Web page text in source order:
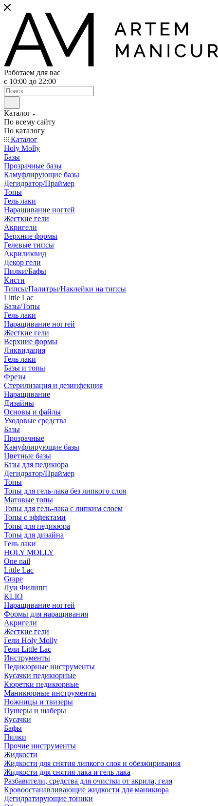
Работаем для вас
с 10:00 до 22:00
Каталог
По всему сайту
По каталогу
Каталог
Holy Molly
Базы
Прозрачные базы
Камуфлирующие базы
Дегидратор/Праймер
Топы
Гель лаки
Наращивание ногтей
Жесткие гели
Акригели
Верхние формы
Гелевые типсы
Акриликвид
Декор гели
Пилки/Бафы
Кисти
Типсы/Палитры/Наклейки на типсы
Little Lac
Базы/Топы
Гель лаки
Наращивание ногтей
Жесткие гели
Верхние формы
Ликвидация
Гель лаки
Базы и топы
Фрезы
Стерилизация и дезинфекция
Наращивание
Дизайны
Основы и файлы
Уходовые средства
Базы
Прозрачные
Камуфлирующие базы
Цветные базы
Базы для педикюра
Дегидратор/Праймер
Топы
Топы для гель-лака без липкого слоя
Матовые топы
Топы для гель-лака с липким слоем
Топы с эффектами
Топы для педикюра
Топы для дизайна
Гель лаки
HOLY MOLLY
One nail
Little Lac
Grape
Луи Филипп
KLIO
Наращивание ногтей
Формы для наращивания
Акригели
Жесткие гели
Гели Holy Molly
Гели Little Lac
Инструменты
Педикюрные инструменты
Кусачки педикюрные
Кюретки педикюрные
Маникюрные инструменты
Ножницы и твизеры
Пушеры и шаберы
Кусачки
Бафы
Пилки
Прочие инструменты
Жидкости
Жидкости для снятия липкого слоя и обезжиривания
Жидкости для снятия лака и гель лака
Разбавители, средства для очистки от акрила, геля
Кровоостанавливающие жидкости для маникюра
Дегидратирующие тоники